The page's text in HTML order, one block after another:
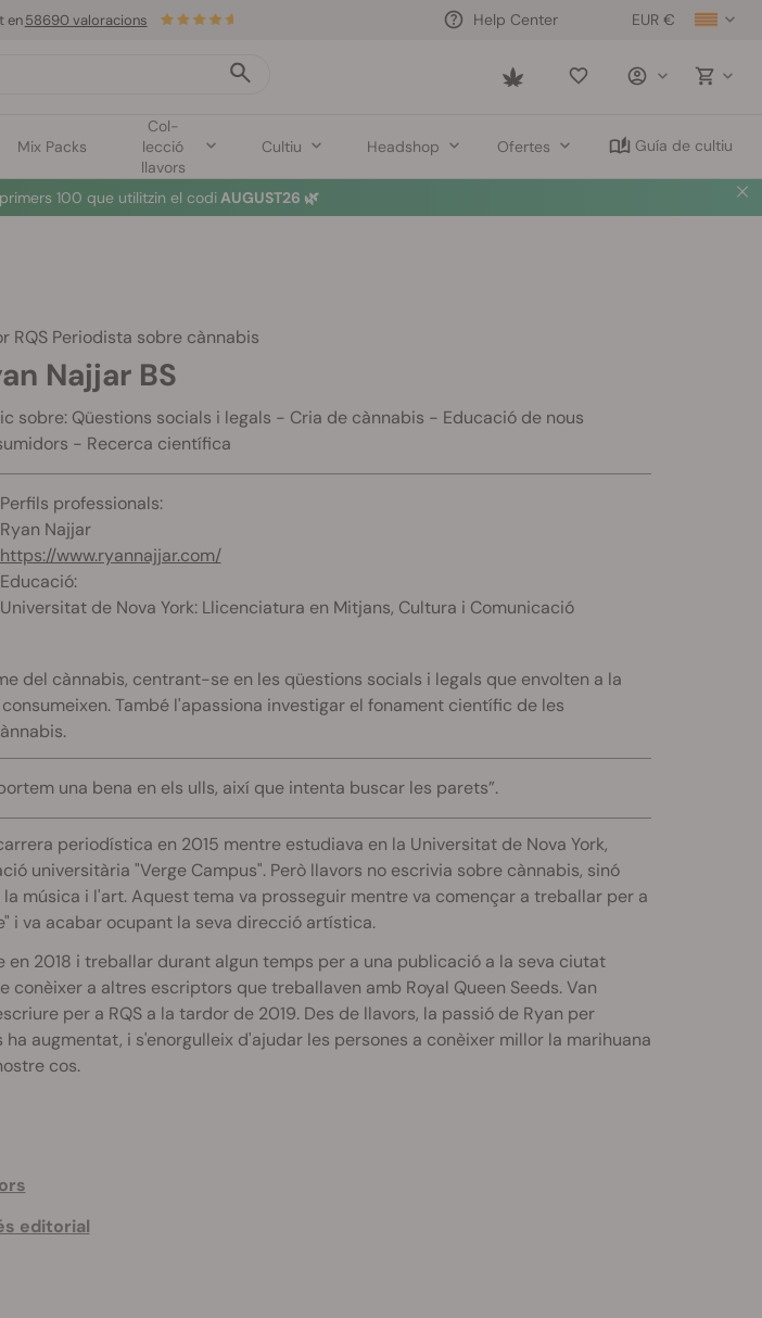
EUR €
Help Center
Saved
Mix Packs
Col-
lecció
llavors
Cultiu Headshop Ofertes Guía de cultiu
en 58690 valoracions
100 que utilitzin el codiAUGUST26 🌿
RQS Periodista sobre cànnabis
Najjar BS
sobre: Qüestions socials i legals - Cria de cànnabis - Educació de nous
- Recerca científica
Perfils professionals:
Ryan Najjar
https://www.ryannajjar.com/
Educació:
Universitat de Nova York: Llicenciatura en Mitjans, Cultura i Comunicació
del cànnabis, centrant-se en les qüestions socials i legals que envolten a la
També l'apassiona investigar el fonament científic de les
una bena en els ulls, així que intenta buscar les parets”.
periodística en 2015 mentre estudiava en la Universitat de Nova York,
universitària "Verge Campus". Però llavors no escrivia sobre cànnabis, sinó
música i l'art. Aquest tema va prosseguir mentre va començar a treballar per a
i va acabar ocupant la seva direcció artística.
2018 i treballar durant algun temps per a una publicació a la seva ciutat
conèixer a altres escriptors que treballaven amb Royal Queen Seeds. Van
per a RQS a la tardor de 2019. Des de llavors, la passió de Ryan per
augmentat, i s'enorgulleix d'ajudar les persones a conèixer millor la marihuana
cos.
editorial